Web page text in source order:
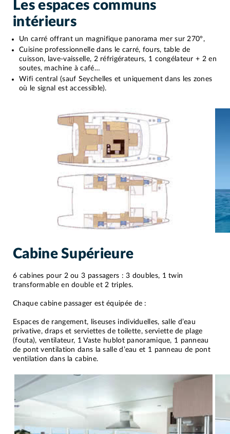
Les espaces communs
intérieurs
Un carré offrant un magnifique panorama mer sur 270°,
Cuisine professionnelle dans le carré, fours, table de
cuisson, lave-vaisselle, 2 réfrigérateurs, 1 congélateur + 2 en
soutes, machine à café…
Wifi central (sauf Seychelles et uniquement dans les zones
où le signal est accessible).
Cabine Supérieure
6 cabines pour 2 ou 3 passagers : 3 doubles, 1 twin
transformable en double et 2 triples.
Chaque cabine passager est équipée de :
Espaces de rangement, liseuses individuelles, salle d’eau
privative, draps et serviettes de toilette, serviette de plage
(fouta), ventilateur, 1 Vaste hublot panoramique, 1 panneau
de pont ventilation dans la salle d’eau et 1 panneau de pont
ventilation dans la cabine.